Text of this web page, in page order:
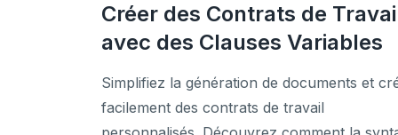
Créer des Contrats de
avec des Clauses Variables
Simplifiez la génération de documents et
facilement des contrats de travail